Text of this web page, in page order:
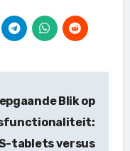
Blik op
tablets versus